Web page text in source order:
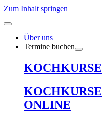
Zum Inhalt springen
Über uns
Termine buchen
KOCHKURSE
KOCHKURSE
ONLINE